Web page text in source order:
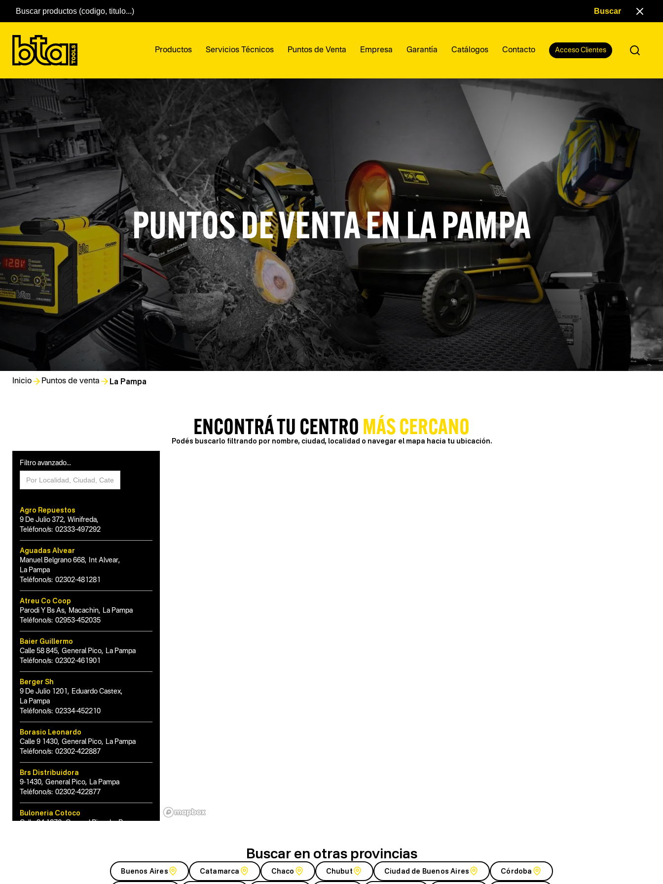
Productos Servicios Técnicos Puntos de Venta Empresa Garantía Catálogos Contacto Acceso Clientes
Inicio Puntos de venta La Pampa
PUNTOS DE VENTA EN LA PAMPA
ENCONTRÁ TU CENTRO MÁS CERCANO
Podés buscarlo filtrando por nombre, ciudad, localidad o navegar el mapa hacia tu ubicación.
Filtro avanzado...
Agro Repuestos
9 De Julio 372, Winifreda,
Teléfono/s: 02333-497292
Aguadas Alvear
Manuel Belgrano 668, Int Alvear,
La Pampa
Teléfono/s: 02302-481281
Atreu Co Coop
Parodi Y Bs As, Macachin, La Pampa
Teléfono/s: 02953-452035
Baier Guillermo
Calle 58 845, General Pico, La Pampa
Teléfono/s: 02302-461901
Berger Sh
9 De Julio 1201 , Eduardo Castex,
La Pampa
Teléfono/s: 02334-452210
Borasio Leonardo
Calle 9 1430, General Pico, La Pampa
Teléfono/s: 02302-422887
Brs Distribuidora
9-1430, General Pico, La Pampa
Teléfono/s: 02302-422877
Buloneria Cotoco
Calle 24 1376, General Pico, La Pampa
Santa Rosa,
Buscar en otras provincias
Buenos Aires Catamarca Chaco Chubut Ciudad de Buenos Aires Córdoba